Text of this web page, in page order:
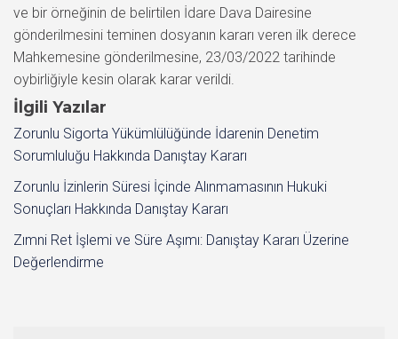
ve bir örneğinin de belirtilen İdare Dava Dairesine
gönderilmesini teminen dosyanın kararı veren ilk derece
Mahkemesine gönderilmesine, 23/03/2022 tarihinde
oybirliğiyle kesin olarak karar verildi.
İlgili Yazılar
Zorunlu Sigorta Yükümlülüğünde İdarenin Denetim
Sorumluluğu Hakkında Danıştay Kararı
Zorunlu İzinlerin Süresi İçinde Alınmamasının Hukuki
Sonuçları Hakkında Danıştay Kararı
Zımni Ret İşlemi ve Süre Aşımı: Danıştay Kararı Üzerine
Değerlendirme